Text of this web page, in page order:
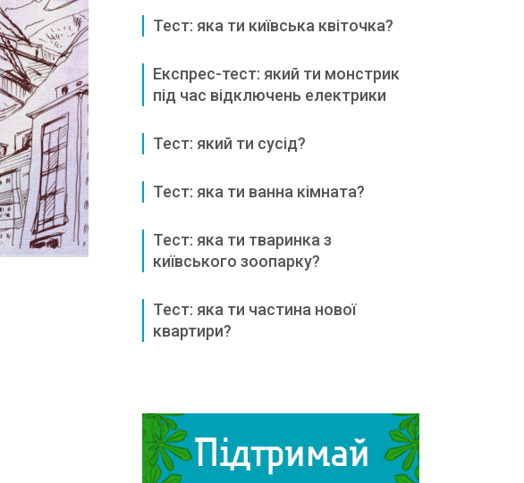
Тест: яка ти київська квіточка?
Експрес-тест: який ти монстрик
під час відключень електрики
Тест: який ти сусід?
Тест: яка ти ванна кімната?
Тест: яка ти тваринка з
київського зоопарку?
Тест: яка ти частина нової
квартири?